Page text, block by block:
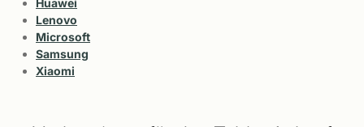
Lenovo
Microsoft
Samsung
Xiaomi